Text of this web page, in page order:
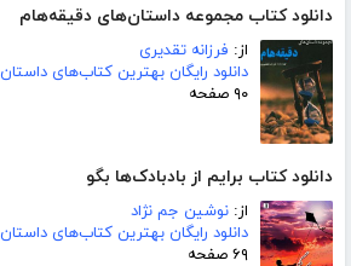
دانلود کتاب مجموعه داستان‌های دقیقه‌هام
از: فرزانه تقدیری
دانلود رایگان بهترین کتاب‌های داستان
۹۰ صفحه
دانلود کتاب برایم از بادبادک‌ها بگو
از: نوشین جم نژاد
دانلود رایگان بهترین کتاب‌های داستان
۶۹ صفحه